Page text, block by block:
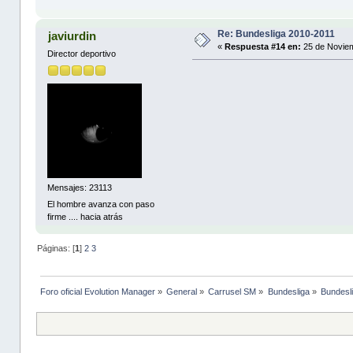
javiurdin
Director deportivo
Mensajes: 23113
El hombre avanza con paso
firme .... hacia atrás
Re: Bundesliga 2010-2011
« Respuesta #14 en: 25 de
Páginas: [1 ] 2 3
Foro oficial Evolution Manager» General » Carrusel SM » Bundesliga»